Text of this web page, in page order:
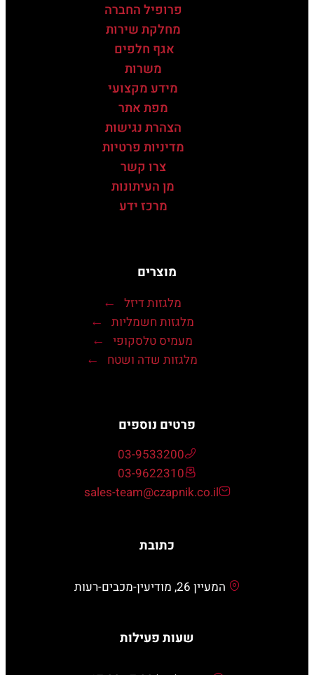
פרופיל החברה
מחלקת שירות
אגף חלפים
משרות
מידע מקצועי
מפת אתר
הצהרת נגישות
מדיניות פרטיות
צרו קשר
מן העיתונות
מרכז ידע
מוצרים
מלגזות דיזל
מלגזות חשמליות
מעמיס טלסקופי
מלגזות שדה ושטח
פרטים נוספים
03-9533200
03-9622310
sales-team@czapnik.co.il
כתובת
המעיין 26, מודיעין-מכבים-רעות
שעות פעילות